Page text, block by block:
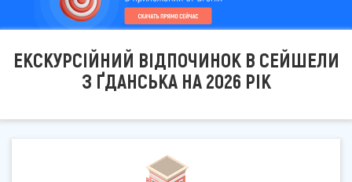
ЕКСКУРСІЙНИЙ ВІДПОЧИНОК В СЕЙШЕЛИ
З ҐДАНСЬКА НА 2026 РІК